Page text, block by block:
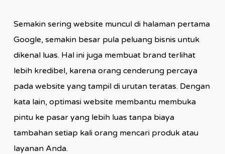
Semakin sering website muncul di halaman pertama
Google, semakin besar pula peluang bisnis untuk
dikenal luas. Hal ini juga membuat brand terlihat
lebih kredibel, karena orang cenderung percaya
pada website yang tampil di urutan teratas. Dengan
kata lain, optimasi website membantu membuka
pintu ke pasar yang lebih luas tanpa biaya
tambahan setiap kali orang mencari produk atau
layanan Anda.